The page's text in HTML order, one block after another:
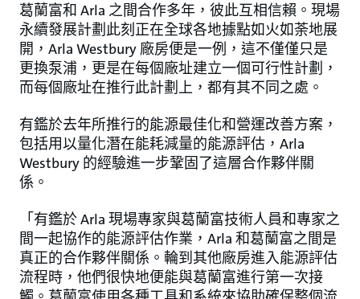
葛蘭富和 Arla 之間合作多年，彼此互相信賴。現場
永續發展計劃此刻正在全球各地據點如火如荼地展
開，Arla Westbury 廠房便是一例，這不僅僅只是
更換泵浦，更是在每個廠址建立一個可行性計劃，
而每個廠址在推行此計劃上，都有其不同之處。
有鑑於去年所推行的能源最佳化和營運改善方案，
包括用以量化潛在能耗減量的能源評估，Arla
Westbury 的經驗進一步鞏固了這層合作夥伴關
係。
「有鑑於 Arla 現場專家與葛蘭富技術人員和專家之
間一起協作的能源評估作業，Arla 和葛蘭富之間是
真正的合作夥伴關係。輪到其他廠房進入能源評估
流程時，他們很快地便能與葛蘭富進行第一次接